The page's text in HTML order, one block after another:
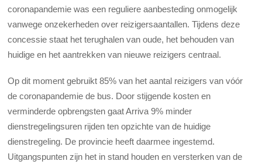
coronapandemie was een reguliere aanbesteding onmogelijk
vanwege onzekerheden over reizigersaantallen. Tijdens deze
concessie staat het terughalen van oude, het behouden van
huidige en het aantrekken van nieuwe reizigers centraal.
Op dit moment gebruikt 85% van het aantal reizigers van vóór
de coronapandemie de bus. Door stijgende kosten en
verminderde opbrengsten gaat Arriva 9% minder
dienstregelingsuren rijden ten opzichte van de huidige
dienstregeling. De provincie heeft daarmee ingestemd.
Uitgangspunten zijn het in stand houden en versterken van de